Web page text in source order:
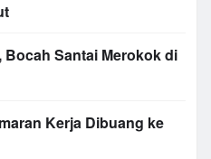
Santai Merokok di
Kerja Dibuang ke